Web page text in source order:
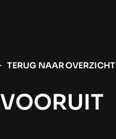
TERUG NAAR OVERZICHT
VOORUIT